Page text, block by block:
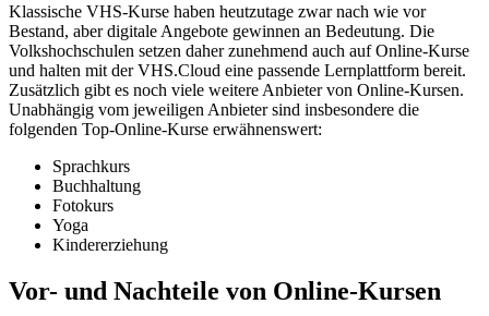
Klassische VHS-Kurse haben heutzutage zwar nach wie vor
Bestand, aber digitale Angebote gewinnen an Bedeutung. Die
Volkshochschulen setzen daher zunehmend auch auf Online-Kurse
und halten mit der VHS.Cloud eine passende Lernplattform bereit.
Zusätzlich gibt es noch viele weitere Anbieter von Online-Kursen.
Unabhängig vom jeweiligen Anbieter sind insbesondere die
folgenden Top-Online-Kurse erwähnenswert:
Sprachkurs
Buchhaltung
Fotokurs
Yoga
Kindererziehung
Vor- und Nachteile von Online-Kursen